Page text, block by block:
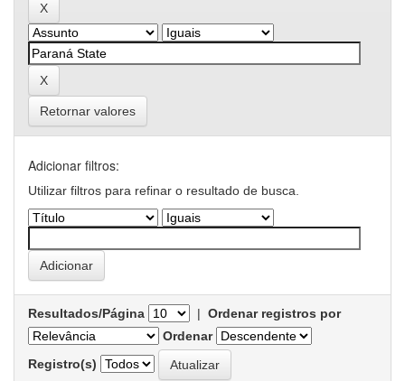
Retornar valores
Adicionar filtros:
Utilizar filtros para refinar o resultado de busca.
Resultados/Página | Ordenar registros por
Ordenar
Registro(s)